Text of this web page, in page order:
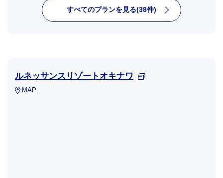
すべてのプランを見る(38件)
ルネッサンスリゾートオキナワ
MAP